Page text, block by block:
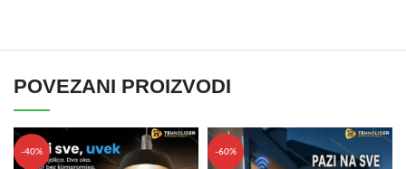
POVEZANI PROIZVODI
-40% -60%